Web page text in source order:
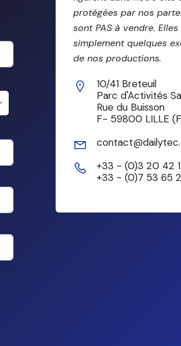
protégées par nos
sont PAS à vendre.
simplement quelques
de nos productions.
10/41 Breteuil
Parc d'Activités
Rue du Buisson
F- 59800 LILLE
+33 - (0)3 20 42
+33 - (0)7 53 65